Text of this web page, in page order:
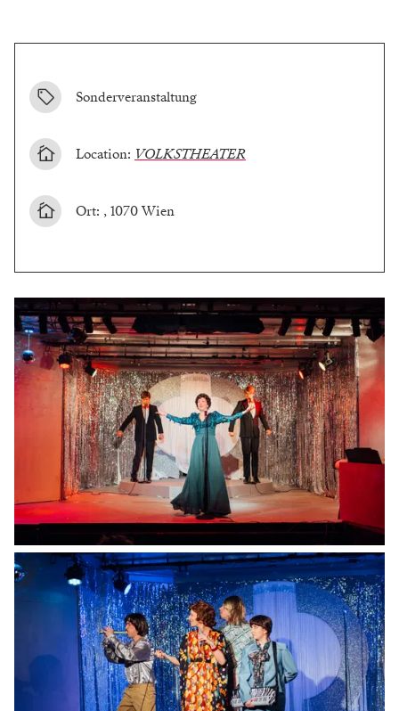
Sonderveranstaltung
Location: VOLKSTHEATER
Ort: , 1070 Wien